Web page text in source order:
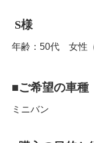
S様
年齢：50代 女性
■ご希望の車種
ミニバン